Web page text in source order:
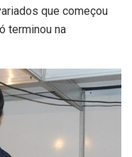
que começou
terminou na